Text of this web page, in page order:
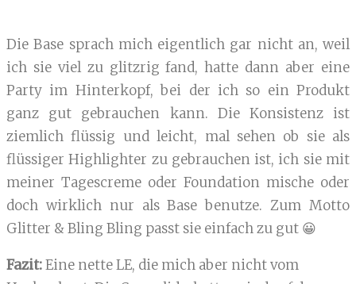
Die Base sprach mich eigentlich gar nicht an, weil
ich sie viel zu glitzrig fand, hatte dann aber eine
Party im Hinterkopf, bei der ich so ein Produkt
ganz gut gebrauchen kann. Die Konsistenz ist
ziemlich flüssig und leicht, mal sehen ob sie als
flüssiger Highlighter zu gebrauchen ist, ich sie mit
meiner Tagescreme oder Foundation mische oder
doch wirklich nur als Base benutze. Zum Motto
Glitter & Bling Bling passt sie einfach zu gut 😀
Fazit:Eine nette LE, die mich aber nicht vom